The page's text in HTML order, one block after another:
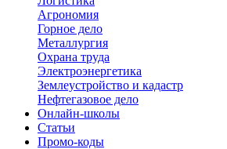
Агрономия
Горное дело
Металлургия
Охрана труда
Электроэнергетика
Землеустройство и кадастр
Нефтегазовое дело
Онлайн-школы
Статьи
Промо-коды